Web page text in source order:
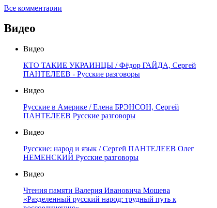
Все комментарии
Видео
Видео
КТО ТАКИЕ УКРАИНЦЫ / Фёдор ГАЙДА, Сергей
ПАНТЕЛЕЕВ - Русские разговоры
Видео
Русские в Америке / Елена БРЭНСОН, Сергей
ПАНТЕЛЕЕВ Русские разговоры
Видео
Русские: народ и язык / Сергей ПАНТЕЛЕЕВ Олег
НЕМЕНСКИЙ Русские разговоры
Видео
Чтения памяти Валерия Ивановича Мошева
«Разделенный русский народ: трудный путь к